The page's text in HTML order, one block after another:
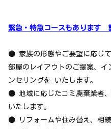
緊急・特急コースもあります
● 家族の形態やご要望に応じ
部屋のレイアウトのご提案、
ンセリングを いたします。
● 地域に応じたゴミ廃棄業者
いたします。
●
リフォームや住み替え、相